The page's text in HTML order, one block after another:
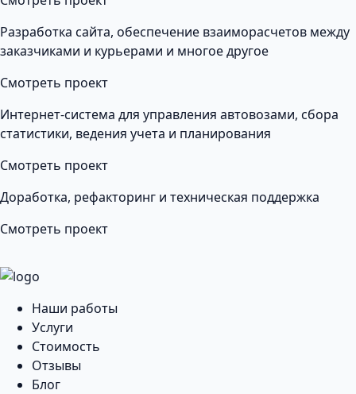
Разработка сайта, обеспечение взаиморасчетов между
заказчиками и курьерами и многое другое
Смотреть проект
Интернет-система для управления автовозами, сбора
статистики, ведения учета и планирования
Смотреть проект
Доработка, рефакторинг и техническая поддержка
Смотреть проект
Наши работы
Услуги
Стоимость
Отзывы
Блог